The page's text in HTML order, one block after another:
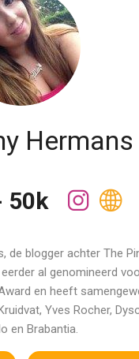
Hermans
50k
de blogger achter The
al genomineerd
en heeft
Yves Rocher,
en Brabantia.